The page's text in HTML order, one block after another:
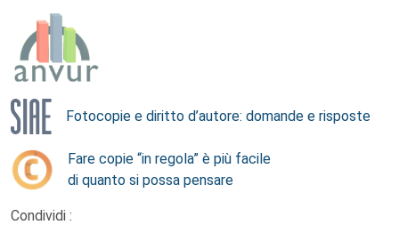
Fotocopie e diritto d’autore: domande e risposte
Fare copie “in regola” è più facile
di quanto si possa pensare
Condividi :